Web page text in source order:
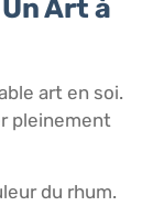
Art à
art en soi.
pleinement
du rhum.